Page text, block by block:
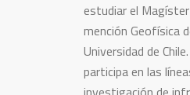
estudiar el Magíster
mención Geofísica
Universidad de
participa en las